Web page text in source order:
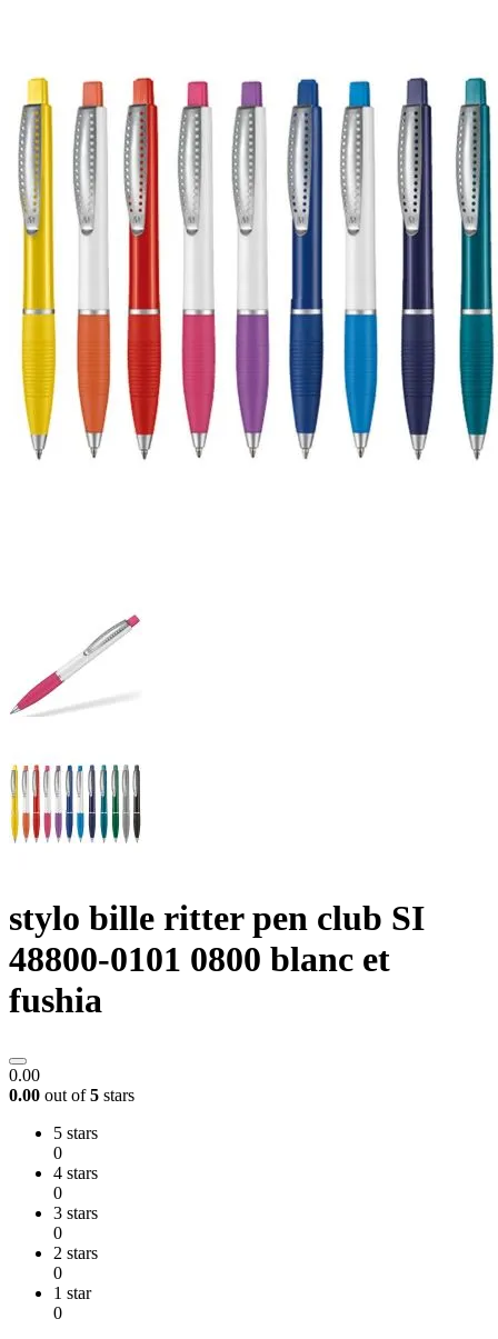
stylo bille ritter pen club SI
48800-0101 0800 blanc et
fushia
0.00
0.00 out of5 stars
5 stars
0
4 stars
0
3 stars
0
2 stars
0
1 star
0